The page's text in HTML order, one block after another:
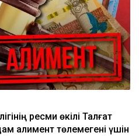
ресми өкілі Талғат
алимент төлемегені үшін